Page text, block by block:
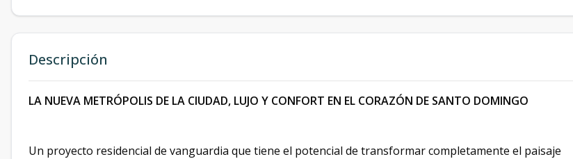
Descripción
LA NUEVA METRÓPOLIS DE LA CIUDAD, LUJO Y CONFORT EN EL CORAZÓN DE SANTO DOMINGO
Un proyecto residencial de vanguardia que tiene el potencial de transformar completamente el paisaje